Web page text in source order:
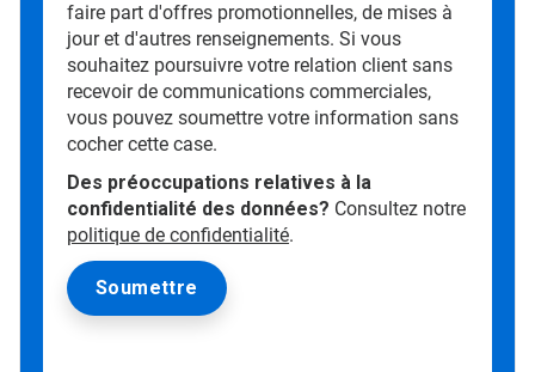
faire part d'offres promotionnelles, de mises à
jour et d'autres renseignements. Si vous
souhaitez poursuivre votre relation client sans
recevoir de communications commerciales,
vous pouvez soumettre votre information sans
cocher cette case.
Des préoccupations relatives à la
confidentialité des données? Consultez notre
politique de confidentialité.